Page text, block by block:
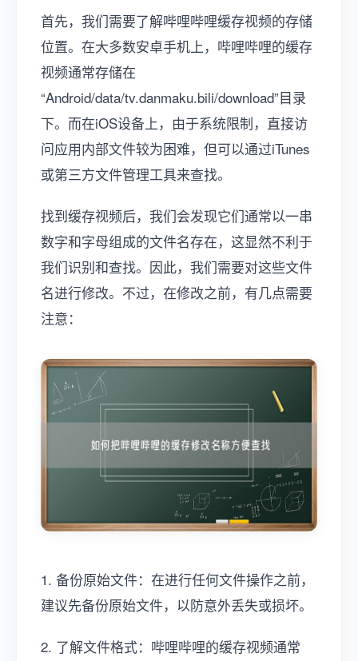
首先，我们需要了解哔哩哔哩缓存视频的存储
位置。在大多数安卓手机上，哔哩哔哩的缓存
视频通常存储在
“Android/data/tv.danmaku.bili/download”目录
下。而在iOS设备上，由于系统限制，直接访
问应用内部文件较为困难，但可以通过iTunes
或第三方文件管理工具来查找。
找到缓存视频后，我们会发现它们通常以一串
数字和字母组成的文件名存在，这显然不利于
我们识别和查找。因此，我们需要对这些文件
名进行修改。不过，在修改之前，有几点需要
注意：
1. 备份原始文件：在进行任何文件操作之前，
建议先备份原始文件，以防意外丢失或损坏。
2. 了解文件格式：哔哩哔哩的缓存视频通常